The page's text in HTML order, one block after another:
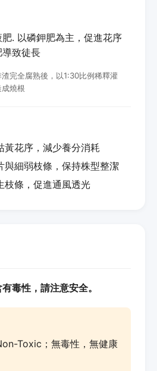
. 以磷鉀肥為主，促進花序
致徒長
完全腐熟後，以1:30比例稀釋灌
燒根
黃花序，減少養分消耗
與細弱枝條，保持株型整潔
枝條，促進通風透光
毒性，請注意安全。
Toxic；無毒性，無健康